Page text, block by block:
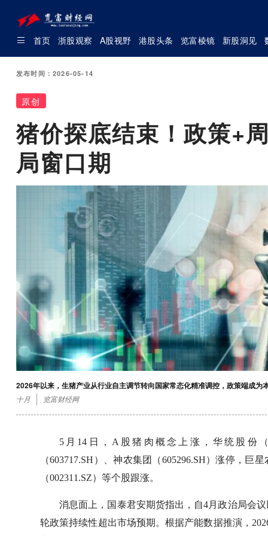
首页 浙股观察 A股视野 港股头条 览富棱镜 新股洞见
发布时间：2026-05-14
原创
猪价探底结束！政策+
局窗口期
2026年以来，生猪产业从行业自主调节转向国家常态化精准调控，政策端成为
十月 览富财经网
5月14日，A股猪肉概念上涨，华统股份（
（603717.SH）、神农集团（605296.SH）涨停，巨
（002311.SZ）等个股跟涨。
消息面上，国泰君安期货指出，自4月政治局会
轮政策持续性超出市场预期。根据产能数据推演，